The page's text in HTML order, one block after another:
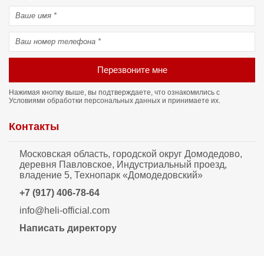
Перезвоните мне
Нажимая кнопку выше, вы подтверждаете, что ознакомились с
Условиями обработки персональных данных и принимаете их.
Контакты
Московская область, городской округ Домодедово,
деревня Павловское, Индустриальный проезд,
владение 5, Технопарк «Домодедовский»
+7 (917) 406-78-64
info@heli-official.com
Написать директору